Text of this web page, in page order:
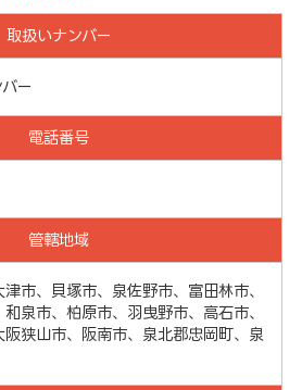
取扱いナンバー
ー
電話番号
管轄地域
市、貝塚市、泉佐野市、富田林市、
泉市、柏原市、羽曳野市、高石市、
狭山市、阪南市、泉北郡忠岡町、泉